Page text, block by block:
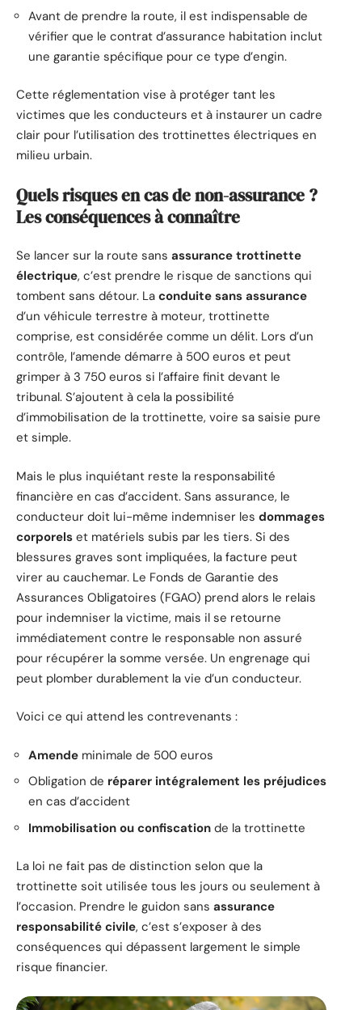
Avant de prendre la route, il est indispensable de
vérifier que le contrat d’assurance habitation inclut
une garantie spécifique pour ce type d’engin.
Cette réglementation vise à protéger tant les
victimes que les conducteurs et à instaurer un cadre
clair pour l’utilisation des trottinettes électriques en
milieu urbain.
Quels risques en cas de non-assurance ?
Les conséquences à connaître
Se lancer sur la route sans assurance trottinette
électrique, c’est prendre le risque de sanctions qui
tombent sans détour. La conduite sans assurance
d’un véhicule terrestre à moteur, trottinette
comprise, est considérée comme un délit. Lors d’un
contrôle, l’amende démarre à 500 euros et peut
grimper à 3 750 euros si l’affaire finit devant le
tribunal. S’ajoutent à cela la possibilité
d’immobilisation de la trottinette, voire sa saisie pure
et simple.
Mais le plus inquiétant reste la responsabilité
financière en cas d’accident. Sans assurance, le
conducteur doit lui-même indemniser les dommages
corporels et matériels subis par les tiers. Si des
blessures graves sont impliquées, la facture peut
virer au cauchemar. Le Fonds de Garantie des
Assurances Obligatoires (FGAO) prend alors le relais
pour indemniser la victime, mais il se retourne
immédiatement contre le responsable non assuré
pour récupérer la somme versée. Un engrenage qui
peut plomber durablement la vie d’un conducteur.
Voici ce qui attend les contrevenants :
Amende minimale de 500 euros
Obligation de réparer intégralement les préjudices
en cas d’accident
Immobilisation ou confiscation de la trottinette
La loi ne fait pas de distinction selon que la
trottinette soit utilisée tous les jours ou seulement à
l’occasion. Prendre le guidon sans assurance
responsabilité civile, c’est s’exposer à des
conséquences qui dépassent largement le simple
risque financier.